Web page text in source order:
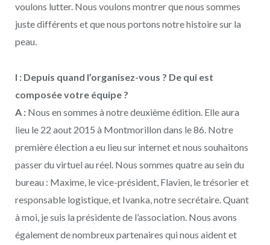
voulons lutter. Nous voulons montrer que nous sommes
juste différents et que nous portons notre histoire sur la
peau.
I : Depuis quand l’organisez-vous ? De qui est
composée votre équipe ?
A : Nous en sommes à notre deuxième édition. Elle aura
lieu le 22 aout 2015 à Montmorillon dans le 86. Notre
première élection a eu lieu sur internet et nous souhaitons
passer du virtuel au réel. Nous sommes quatre au sein du
bureau : Maxime, le vice-président, Flavien, le trésorier et
responsable logistique, et Ivanka, notre secrétaire. Quant
à moi, je suis la présidente de l’association. Nous avons
également de nombreux partenaires qui nous aident et